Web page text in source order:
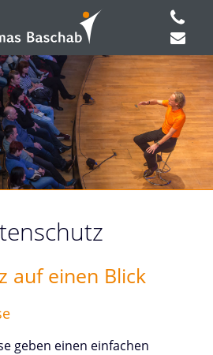
auf einen Blick
geben einen einfachen